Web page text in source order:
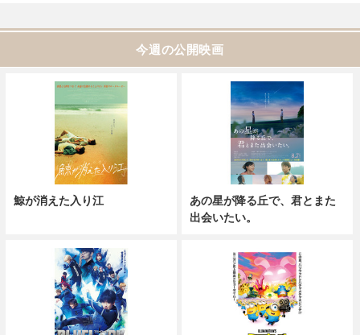
今週の公開映画
鯨が消えた入り江
あの星が降る丘で、君とまた
出会いたい。